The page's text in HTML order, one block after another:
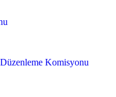
Komisyonu